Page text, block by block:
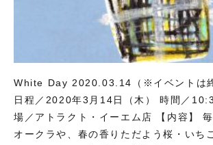
White Day 2020.03.14（※イベントは終
日程／2020年3月14日（木） 時間／
場／アトラクト・イーエム店 【内容】
オークラや、春の香りただよう桜・いち